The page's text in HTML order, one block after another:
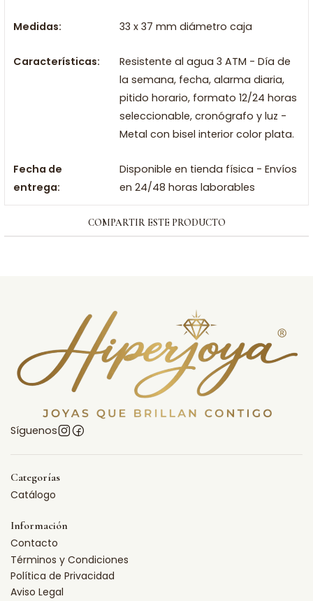
Medidas: 33 x 37 mm diámetro caja
Características:
Resistente al agua 3 ATM - Día de
la semana, fecha, alarma diaria,
pitido horario, formato 12/24 horas
seleccionable, cronógrafo y luz -
Metal con bisel interior color plata.
Fecha de
entrega:
Disponible en tienda física - Envíos
en 24/48 horas laborables
COMPARTIR ESTE PRODUCTO
Síguenos
Categorías
Catálogo
Información
Contacto
Términos y Condiciones
Política de Privacidad
Aviso Legal